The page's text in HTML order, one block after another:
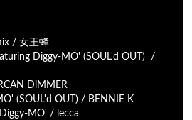
Remix / 女王蜂
Diggy-MO' (SOUL'd OUT) /
DiMMER
(SOUL'd OUT) / BENNIE K
MO' / lecca